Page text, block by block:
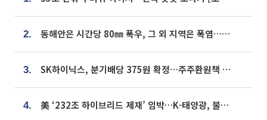
2. 동해안은 시간당 80㎜ 폭우, 그 외 지역은 폭염…‘극과 극 날씨’
3. SK하이닉스, 분기배당 375원 확정…주주환원책 9월로 앞당겨 발표
4. 美 ‘232조 하이브리드 제재’ 임박…K-태양광, 불확실성 털고 날개 다나